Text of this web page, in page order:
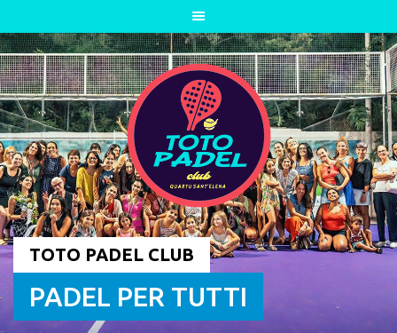
to
content
TOTO PADEL CLUB
PADEL PER TUTTI